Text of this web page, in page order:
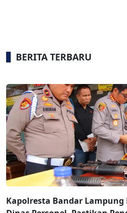
BERITA TERBARU
Kapolresta Bandar Lampung